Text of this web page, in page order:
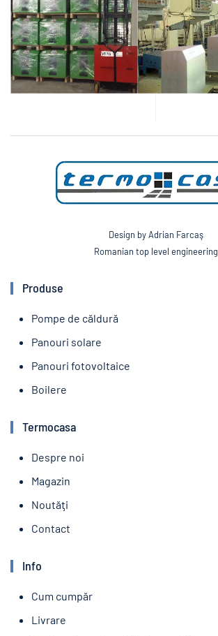
Design by Adrian Farcaş
Romanian top level engineering
Produse
Pompe de căldură
Panouri solare
Panouri fotovoltaice
Boilere
Termocasa
Despre noi
Magazin
Noutăţi
Contact
Info
Cum cumpăr
Livrare